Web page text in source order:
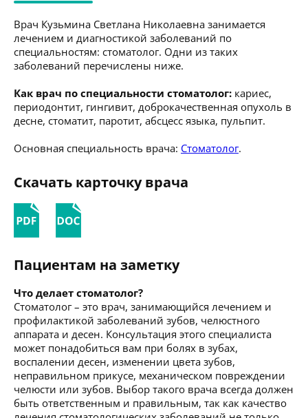
Врач Кузьмина Светлана Николаевна занимается
лечением и диагностикой заболеваний по
специальностям: стоматолог. Одни из таких
заболеваний перечислены ниже.
Как врач по специальности стоматолог: кариес,
периодонтит, гингивит, доброкачественная опухоль в
десне, стоматит, паротит, абсцесс языка, пульпит.
Основная специальность врача: Стоматолог.
Скачать карточку врача
Пациентам на заметку
Что делает стоматолог?
Стоматолог – это врач, занимающийся лечением и
профилактикой заболеваний зубов, челюстного
аппарата и десен. Консультация этого специалиста
может понадобиться вам при болях в зубах,
воспалении десен, изменении цвета зубов,
неправильном прикусе, механическом повреждении
челюсти или зубов. Выбор такого врача всегда должен
быть ответственным и правильным, так как качество